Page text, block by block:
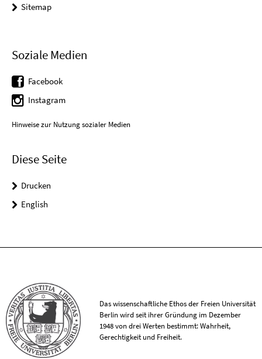
Sitemap
Soziale Medien
Facebook
Instagram
Hinweise zur Nutzung sozialer Medien
Diese Seite
Drucken
English
Das wissenschaftliche Ethos der Freien Universität
Berlin wird seit ihrer Gründung im Dezember
1948 von drei Werten bestimmt: Wahrheit,
Gerechtigkeit und Freiheit.